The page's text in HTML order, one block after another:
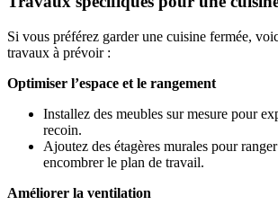
Si vous préférez garder une cuisine fermée,
travaux à prévoir :
Optimiser l’espace et le rangement
Installez des meubles sur mesure pour
recoin.
Ajoutez des étagères murales pour
encombrer le plan de travail.
Améliorer la ventilation